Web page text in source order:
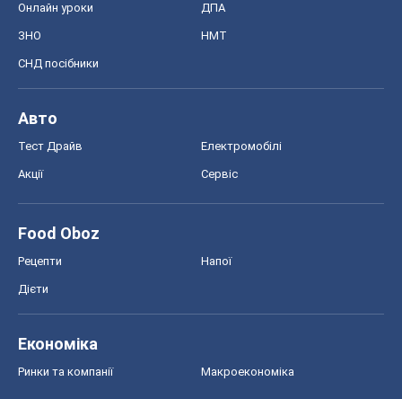
Онлайн уроки ДПА
ЗНО НМТ
СНД посібники
Авто
Тест Драйв Електромобілі
Акції Сервіс
Food Oboz
Рецепти Напої
Дієти
Економіка
Ринки та компанії Макроекономіка